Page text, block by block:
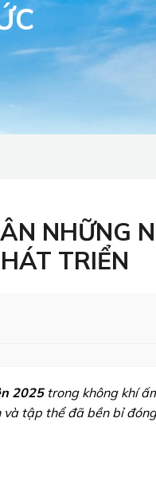
NHỮNG
TRIỂN
2025trong không khí
tập thể đã bền bỉ